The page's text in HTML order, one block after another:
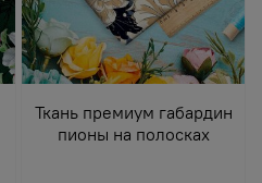
Ткань премиум габардин
пионы на полосках